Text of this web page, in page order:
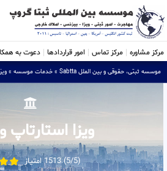
مرکز مشاوره مرکز تماس امور قراردادها دعوت به
موسسه ثبتی، حقوقی و بین الملل Sabtta » خدمات موسسه »
ویزا استارتاپ
(5/5) 1513 امتیاز